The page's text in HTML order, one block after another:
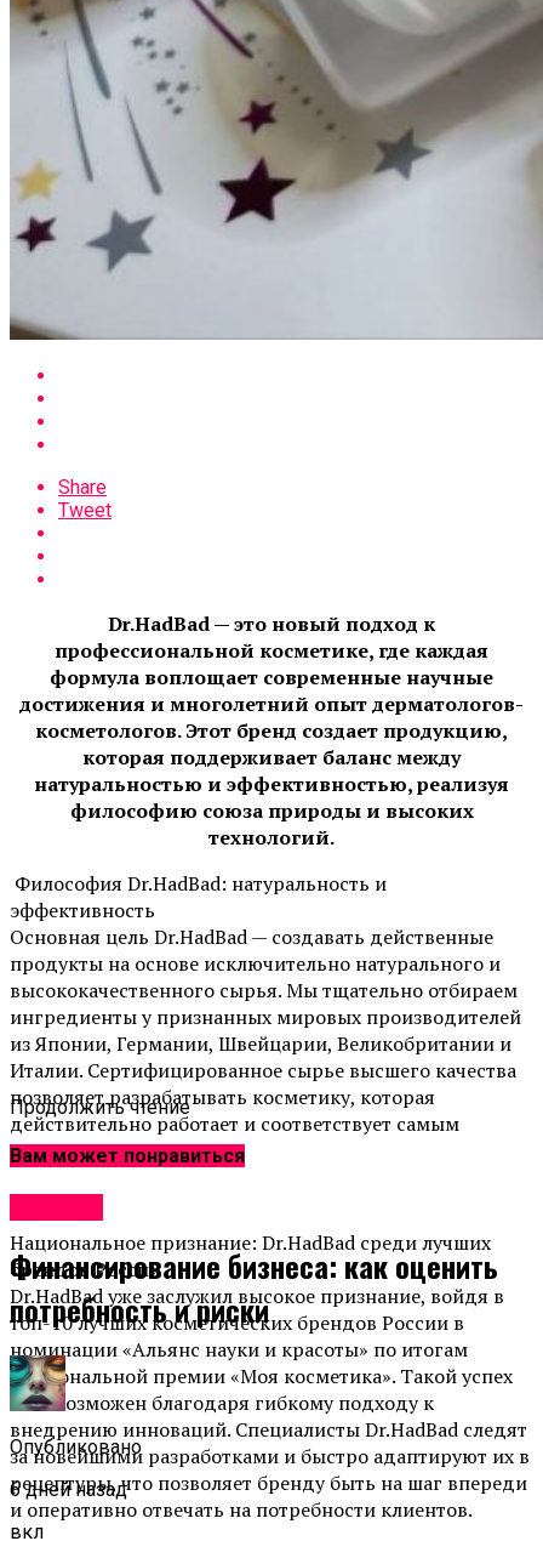
Share
Tweet
Dr.HadBad — это новый подход к
профессиональной косметике, где каждая
формула воплощает современные научные
достижения и многолетний опыт дерматологов-
косметологов. Этот бренд создает продукцию,
которая поддерживает баланс между
натуральностью и эффективностью, реализуя
философию союза природы и высоких
технологий.
Философия Dr.HadBad: натуральность и
эффективность
Основная цель Dr.HadBad — создавать действенные
продукты на основе исключительно натурального и
высококачественного сырья. Мы тщательно отбираем
ингредиенты у признанных мировых производителей
из Японии, Германии, Швейцарии, Великобритании и
Италии. Сертифицированное сырье высшего качества
позволяет разрабатывать косметику, которая
действительно работает и соответствует самым
высоким стандартам.
Национальное признание: Dr.HadBad среди лучших
брендов России
Dr.HadBad уже заслужил высокое признание, войдя в
топ-10 лучших косметических брендов России в
номинации «Альянс науки и красоты» по итогам
Национальной премии «Моя косметика». Такой успех
стал возможен благодаря гибкому подходу к
внедрению инноваций. Специалисты Dr.HadBad следят
за новейшими разработками и быстро адаптируют их в
рецептуры, что позволяет бренду быть на шаг впереди
и оперативно отвечать на потребности клиентов.
Продолжить чтение
Вам может понравиться
Финансирование бизнеса: как оценить
потребность и риски
Опубликовано
6 дней назад
вкл